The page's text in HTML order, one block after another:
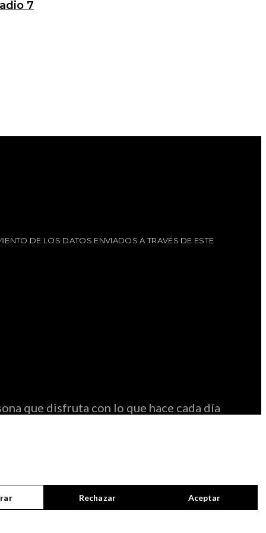
7
DE LOS DATOS ENVIADOS A TRAVÉS DE ESTE
que disfruta con lo que hace cada día
Rechazar Aceptar